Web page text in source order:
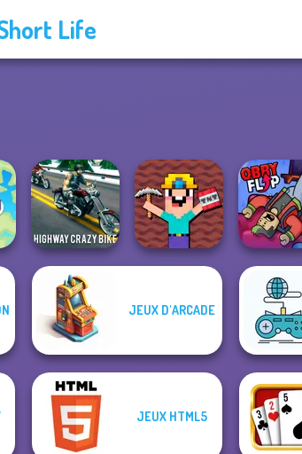
Life
Highway Crazy
Bike
Escape From
Obby
JEUX D'ARCADE
JEUX HTML5